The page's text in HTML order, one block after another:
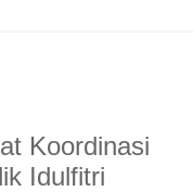
Koordinasi
Idulfitri